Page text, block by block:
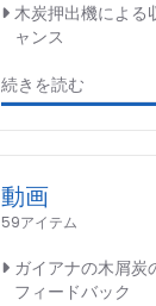
木炭押出機による
ャンス
続きを読む
動画
59アイテム
ガイアナの木屑炭
フィードバック